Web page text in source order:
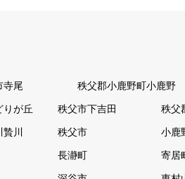
寺尾 秩父郡小鹿野町小鹿野
りが丘 秩父市下吉田 秩父
川 秩父市 小鹿
長瀞町 寄居